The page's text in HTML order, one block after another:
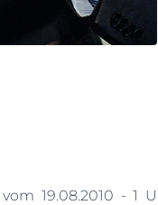
19.08.2010 - 1 U